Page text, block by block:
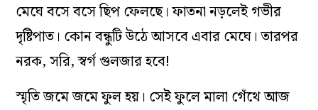
মেঘে বসে বসে ছিপ ফেলছে। ফাতনা নড়লেই গভীর
দৃষ্টিপাত। কোন বন্ধুটি উঠে আসবে এবার মেঘে। তারপর
নরক, সরি, স্বর্গ গুলজার হবে!
স্মৃতি জমে জমে ফুল হয়। সেই ফুলে মালা গেঁথে আজ